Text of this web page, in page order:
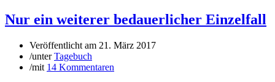
Nur ein weiterer bedauerlicher Einzelfall
Veröffentlicht am 21. März 2017
/unterTagebuch
/mit 14 Kommentaren